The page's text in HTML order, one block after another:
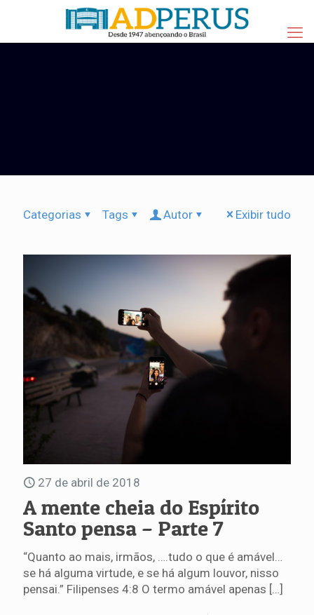
Categorias Tags Autor Exibir tudo
27 de abril de 2018
A mente cheia do Espírito
Santo pensa – Parte 7
“Quanto ao mais, irmãos, ….tudo o que é amável…
se há alguma virtude, e se há algum louvor, nisso
pensai.” Filipenses 4:8 O termo amável apenas […]